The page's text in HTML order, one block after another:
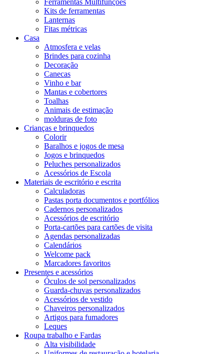
Kits de ferramentas
Lanternas
Fitas métricas
Casa
Atmosfera e velas
Brindes para cozinha
Decoração
Canecas
Vinho e bar
Mantas e cobertores
Toalhas
Animais de estimação
molduras de foto
Crianças e brinquedos
Colorir
Baralhos e jogos de mesa
Jogos e brinquedos
Peluches personalizados
Acessórios de Escola
Materiais de escritório e escrita
Calculadoras
Pastas porta documentos e portfólios
Cadernos personalizados
Acessórios de escritório
Porta-cartões para cartões de visita
Agendas personalizadas
Calendários
Welcome pack
Marcadores favoritos
Presentes e acessórios
Óculos de sol personalizados
Guarda-chuvas personalizados
Acessórios de vestido
Chaveiros personalizados
Artigos para fumadores
Leques
Roupa trabalho e Fardas
Alta visibilidade